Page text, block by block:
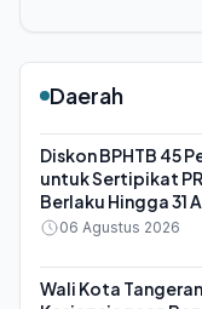
Daerah
Diskon BPHTB 45
untuk Sertipikat
Berlaku Hingga 31
06 Agustus 2026
Wali Kota